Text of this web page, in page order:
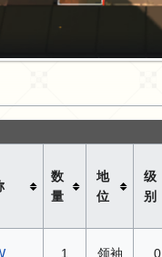
数
量
地
位
级
别
1 领袖 0